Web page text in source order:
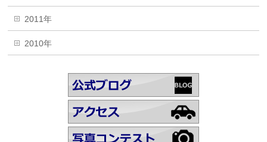
2011年
2010年